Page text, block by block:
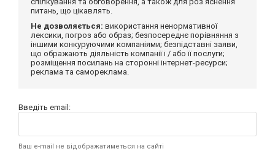
питань, що цікавлять.
Не дозволяється: використання ненормативної
лексики, погроз або образ; безпосереднє порівняння з
іншими конкуруючими компаніями; безпідставні заяви,
що ображають діяльність компанії і / або її послуги;
розміщення посилань на сторонні інтернет-ресурси;
реклама та самореклама.
Введіть email:
Ваш e-mail не відображатиметься на сайті